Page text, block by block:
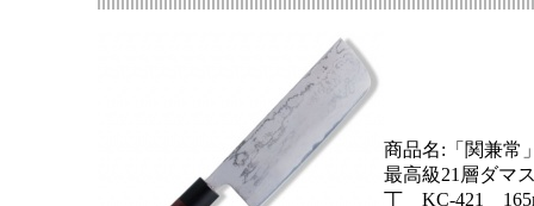
商品名: 「関兼常
最高級21層ダマ
丁 KC-421